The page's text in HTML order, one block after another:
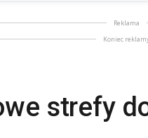
Reklama
Koniec
strefy